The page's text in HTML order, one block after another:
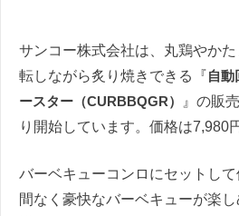
サンコー株式会社は、丸鶏やか
転しながら炙り焼きできる『自動
ースター（CURBBQGR）
』の販
り開始しています。価格は7,980
バーベキューコンロにセットし
間なく豪快なバーベキューが楽し